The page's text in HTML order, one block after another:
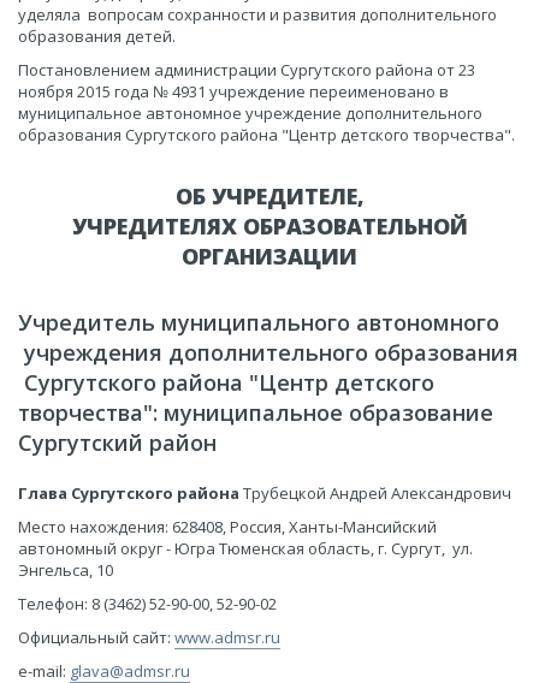
уделяла вопросам сохранности и развития дополнительного
образования детей.
Постановлением администрации Сургутского района от 23
ноября 2015 года № 4931 учреждение переименовано в
муниципальное автономное учреждение дополнительного
образования Сургутского района "Центр детского творчества".
ОБ УЧРЕДИТЕЛЕ,
УЧРЕДИТЕЛЯХ ОБРАЗОВАТЕЛЬНОЙ
ОРГАНИЗАЦИИ
Учредитель муниципального автономного
учреждения дополнительного образования
Сургутского района "Центр детского
творчества": муниципальное образование
Сургутский район
Глава Сургутского района Трубецкой Андрей Александрович
Место нахождения: 628408, Россия, Ханты-Мансийский
автономный округ - Югра Тюменская область, г. Сургут, ул.
Энгельса, 10
Телефон: 8 (3462) 52-90-00, 52-90-02
Официальный сайт: www.admsr.ru
e-mail: glava@admsr.ru